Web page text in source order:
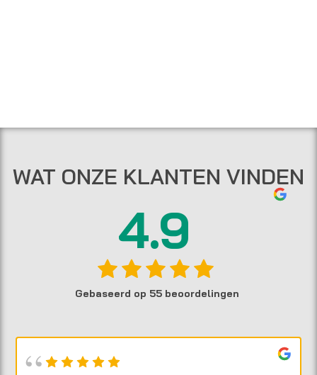
WAT ONZE KLANTEN VINDEN
4.9
Gebaseerd op 55 beoordelingen